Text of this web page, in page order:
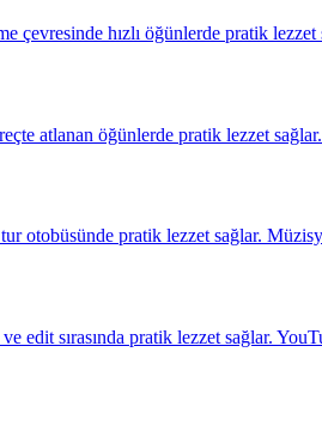
çevresinde hızlı öğünlerde pratik
atlanan öğünlerde pratik lezzet
otobüsünde pratik lezzet sağlar.
edit sırasında pratik lezzet sağlar.